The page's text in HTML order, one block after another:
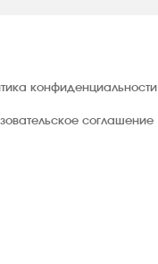
конфиденциальности
соглашение